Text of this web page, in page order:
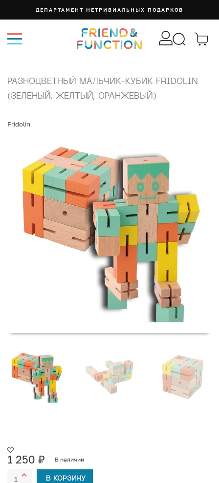
СУМКА ИЗИ
РАЗНОЦВЕТНЫЙ МАЛЬЧИК-КУБИК FRIDOLIN
(ЗЕЛЕНЫЙ, ЖЕЛТЫЙ, ОРАНЖЕВЫЙ)
Fridolin
1 250 ₽ В наличии
В КОРЗИНУ